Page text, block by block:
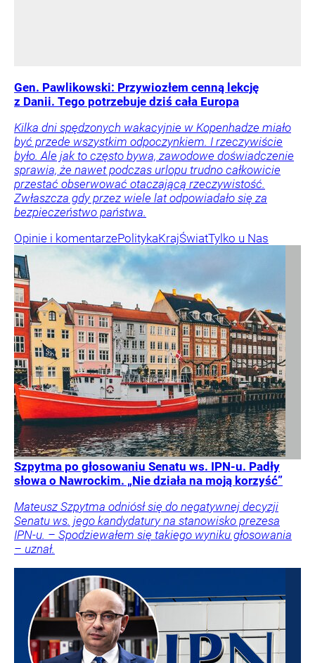
Gen. Pawlikowski: Przywiozłem cenną lekcję
z Danii. Tego potrzebuje dziś cała Europa
Kilka dni spędzonych wakacyjnie w Kopenhadze miało
być przede wszystkim odpoczynkiem. I rzeczywiście
było. Ale jak to często bywa, zawodowe doświadczenie
sprawia, że nawet podczas urlopu trudno całkowicie
przestać obserwować otaczającą rzeczywistość.
Zwłaszcza gdy przez wiele lat odpowiadało się za
bezpieczeństwo państwa.
Opinie i komentarzePolitykaKrajŚwiatTylko u Nas
Szpytma po głosowaniu Senatu ws. IPN-u. Padły
słowa o Nawrockim. „Nie działa na moją korzyść”
Mateusz Szpytma odniósł się do negatywnej decyzji
Senatu ws. jego kandydatury na stanowisko prezesa
IPN-u. – Spodziewałem się takiego wyniku głosowania
– uznał.